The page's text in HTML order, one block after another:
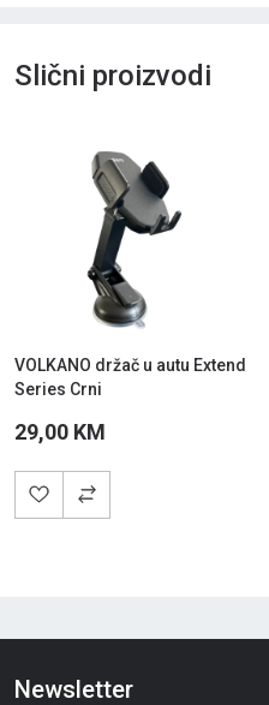
Slični proizvodi
VOLKANO držač u autu Extend
Series Crni
29,00 KM
Newsletter